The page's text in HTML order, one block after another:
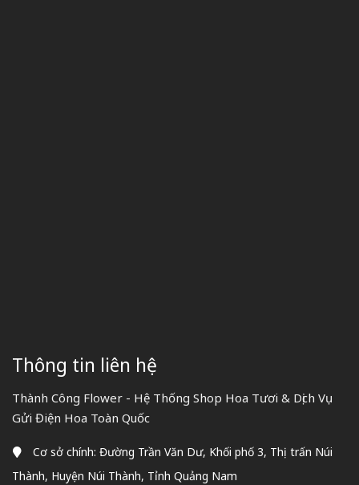
Thông tin liên hệ
Thành Công Flower - Hệ Thống Shop Hoa Tươi & Dịch Vụ
Gửi Điện Hoa Toàn Quốc
Cơ sở chính: Đường Trần Văn Dư, Khối phố 3, Thị trấn Núi
Thành, Huyện Núi Thành, Tỉnh Quảng Nam